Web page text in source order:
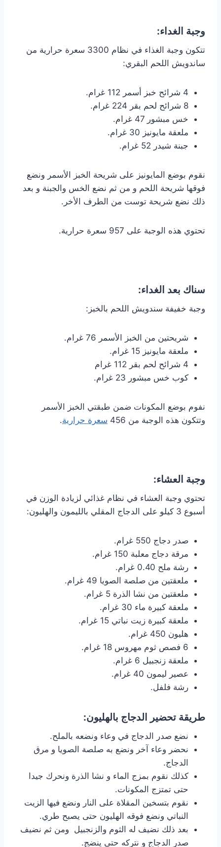
وجبة الغداء:
تتكون وجبة الغذاء في نظام 3300 سعرة حرارية من
ساندويش اللحم البقري:
4 شرائح خبز أسمر 112 غرام.
8 شرائح لحم بقر 224 غرام.
خس مبشور 47 غرام.
ملعقة مايونيز 30 غرام.
جبنة شيدر 52 غرام.
نقوم بوضع المايونيز على شريحة الخبز الأسمر ونضع
فوقها شريحة اللحم و من ثم نضع الخس والجبنة و بعد
ذلك نضع شريحة توست من الطرف الأخر.
تحتوي هذه الوجبة على 957 سعرة حرارية.
سناك بعد الغداء:
وجبة خفيفة سندويش اللحم بالخبز:
شريحتين من الخبز الأسمر 76 غرام.
ملعقة مايونيز 15 غرام.
4 شرائح لحم بقر 112 غرام
كوب خس مبشور 23 غرام.
نفوم بوضع المكونات ضمن طبقتي الخبز الأسمر
وتتكون هذه الوجبة من 456
سعرة حرارية.
وجبة العشاء:
تحتوي وجبة العشاء في نظام غذائي لزيادة الوزن في
أسبوع 3 كيلو على الدجاج المقلي بالليمون والهليون:
صدر دجاج 550 غرام.
مرقة دجاج معلبة 150 غرام.
رشة ملح 0.40 غرام.
ملعقتين من صلصة الصويا 49 غرام.
ملعقتين من نشا الذرة 5 غرام.
ملعقة كبيرة ماء 30 غرام.
ملعقة كبيرة زيت نباتي 15 غرام.
هليون 450 غرام.
6 فصص ثوم مهروس 18 غرام.
ملعقة زنجبيل 6 غرام.
عصير ليمون 40 غرام.
رشة فلفل.
طريقة تحضير الدجاج بالهليون:
نضع صدر الدجاج في وعاء ونضعه بالملح.
نحضر وعاء آخر ونضع به صلصة الصويا و مرق
الدجاج.
كذلك نقوم بمزج الماء و نشا الذرة ونحرك جيدا
حتى تمتزج المكونات.
نقوم بتسخين المقلاة على النار ونضع فيها الزيت
النباتي ونضع فوقه الهليون حتى يصبح طري.
بعد ذلك نضيف له الثوم والزنجبيل ومن ثم نضيف
صدر الدجاج و نتركه حتى ينضج.